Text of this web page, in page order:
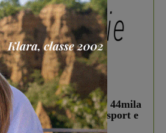
Smart Cities, oltre 44mila
torna il bando per lo sport e
Estrair